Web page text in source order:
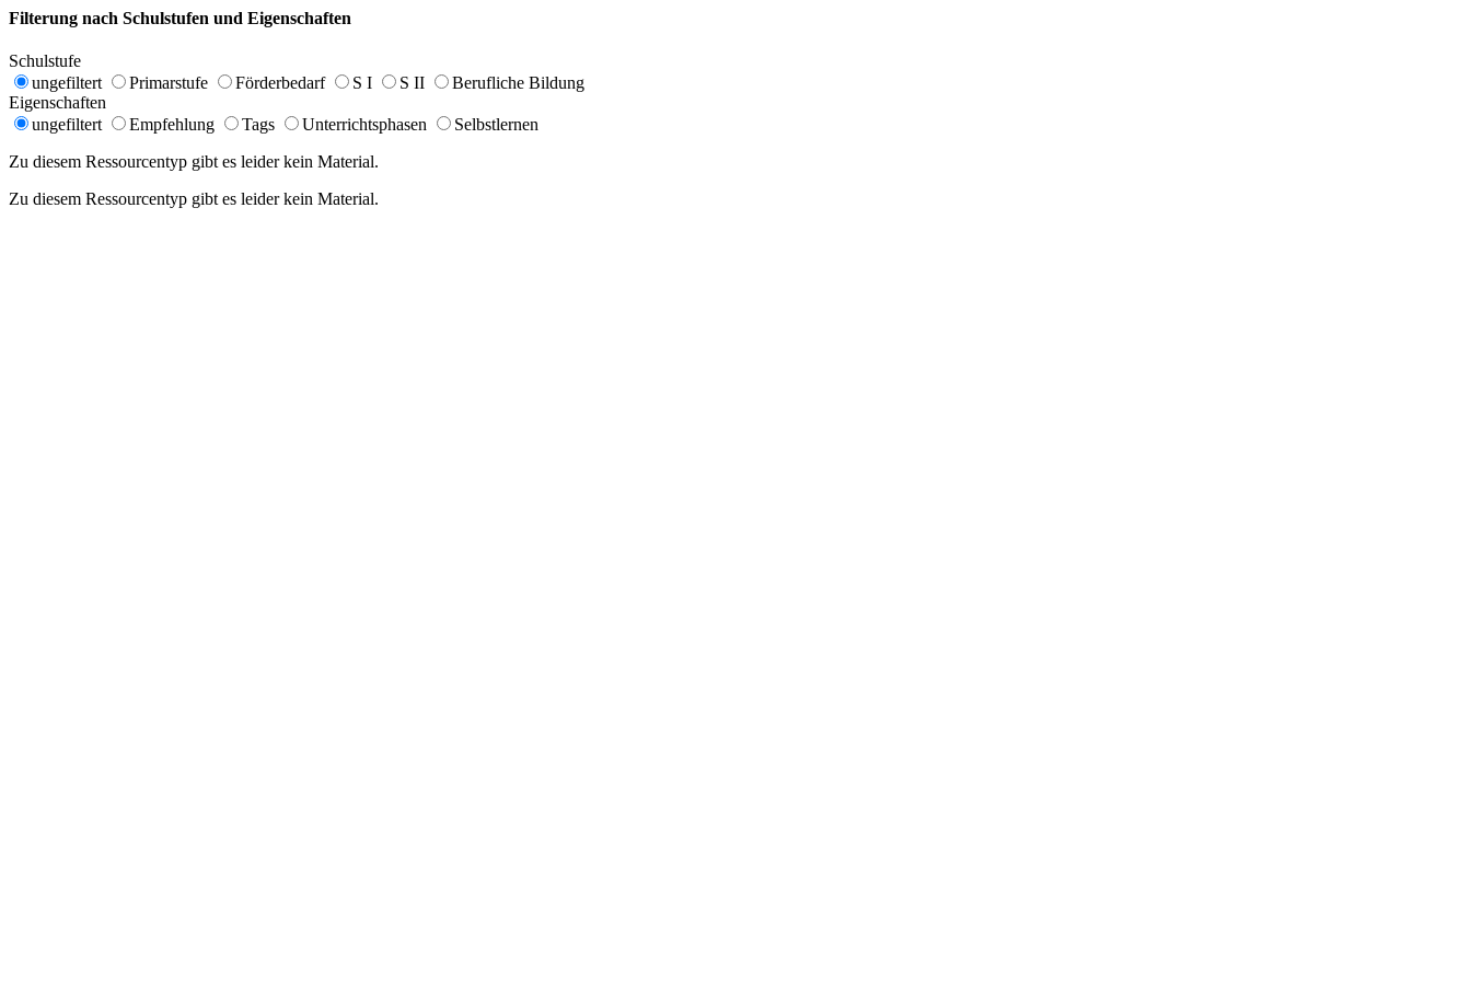
Filterung nach Schulstufen und Eigenschaften
Schulstufe
ungefiltert
Primarstufe Förderbedarf S I S II
Berufliche Bildung
Eigenschaften
ungefiltert
Empfehlung Tags Unterrichtsphasen
Selbstlernen
Zu diesem Ressourcentyp gibt es leider kein Material.
Zu diesem Ressourcentyp gibt es leider kein Material.